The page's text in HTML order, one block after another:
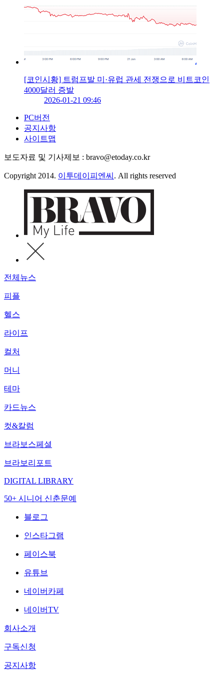
[코인시황] 트럼프발 미·유럽 관세 전쟁으로 비트코인
4000달러 증발
2026-01-21 09:46
PC버전
공지사항
사이트맵
보도자료 및 기사제보 : bravo@etoday.co.kr
Copyright 2014. 이투데이피엔씨 . All rights reserved
전체뉴스
피플
헬스
라이프
컬처
머니
테마
카드뉴스
컷&칼럼
브라보스페셜
브라보리포트
DIGITAL LIBRARY
50+ 시니어 신춘문예
블로그
인스타그램
페이스북
유튜브
네이버카페
네이버TV
회사소개
구독신청
공지사항